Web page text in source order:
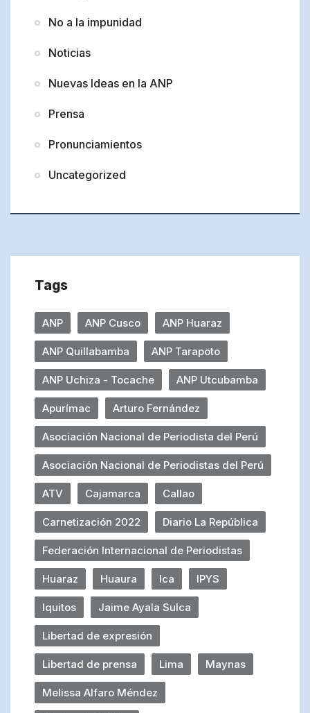
No a la impunidad
Noticias
Nuevas Ideas en la ANP
Prensa
Pronunciamientos
Uncategorized
Tags
ANP ANP Cusco ANP Huaraz
ANP Quillabamba ANP Tarapoto
ANP Uchiza - Tocache ANP Utcubamba
Apurímac Arturo Fernández
Asociación Nacional de Periodista del Perú
Asociación Nacional de Periodistas del Perú
ATV Cajamarca Callao
Carnetización 2022 Diario La República
Federación Internacional de Periodistas
Huaraz Huaura Ica IPYS
Iquitos Jaime Ayala Sulca
Libertad de expresión
Libertad de prensa Lima Maynas
Melissa Alfaro Méndez